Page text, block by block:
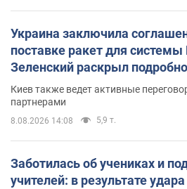
Украина заключила
поставке ракет для
Зеленский раскрыл
Киев также ведет активные
партнерами
8.08.2026 14:08 5,9 т.
Заботилась об учениках и
учителей: в результате